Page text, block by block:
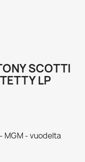
SCOTTI
LP
MGM - vuodelta